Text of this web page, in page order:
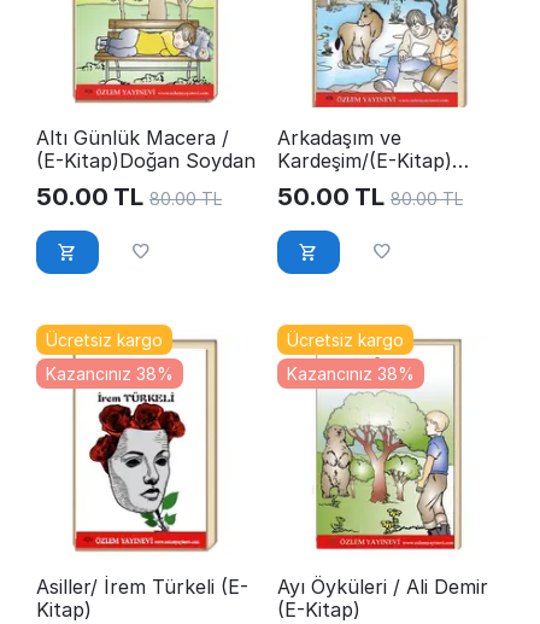
Altı Günlük Macera /
(E-Kitap)Doğan Soydan
50.00 TL 80.00 TL
Arkadaşım ve
Kardeşim/(E-Kitap)
Nefise Eken
50.00 TL 80.00 TL
Ücretsiz kargo
Kazancınız 38%
Asiller/ İrem Türkeli (E-
Kitap)
Ücretsiz kargo
Kazancınız 38%
Ayı Öyküleri / Ali Demir
(E-Kitap)